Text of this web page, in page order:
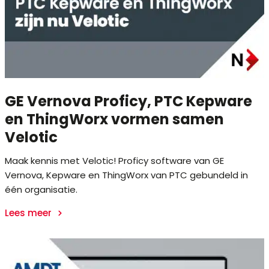
GE Vernova Proficy, PTC Kepware
en ThingWorx vormen samen
Velotic
Maak kennis met Velotic! Proficy software van GE
Vernova, Kepware en ThingWorx van PTC gebundeld in
één organisatie.
Lees meer